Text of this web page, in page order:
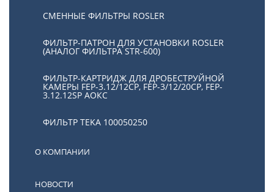
СМЕННЫЕ ФИЛЬТРЫ ROSLER
ФИЛЬТР-ПАТРОН ДЛЯ УСТАНОВКИ ROSLER
(АНАЛОГ ФИЛЬТРА STR-600)
ФИЛЬТР-КАРТРИДЖ ДЛЯ ДРОБЕСТРУЙНОЙ
КАМЕРЫ FEP-3.12/12СР, FEP-3/12/20CP, FEP-
3.12.12SP АОКС
ФИЛЬТР TEKA 100050250
О КОМПАНИИ
НОВОСТИ